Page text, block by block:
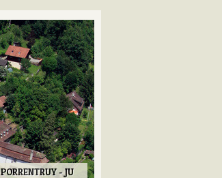
PORRENTRUY - JU